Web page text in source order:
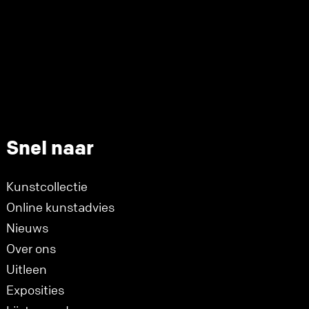
Snel naar
Kunstcollectie
Online kunstadvies
Nieuws
Over ons
Uitleen
Exposities